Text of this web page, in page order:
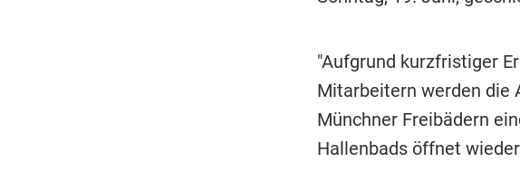
"Aufgrund kurzfristiger
Mitarbeitern werden die
Münchner Freibädern
Hallenbads öffnet